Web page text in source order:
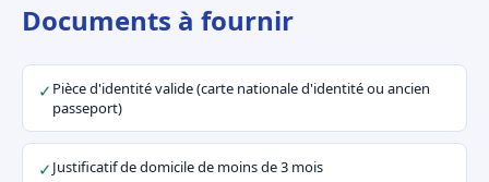
Documents à fournir
✓ Pièce d'identité valide (carte nationale d'identité ou ancien
passeport)
✓Justificatif de domicile de moins de 3 mois